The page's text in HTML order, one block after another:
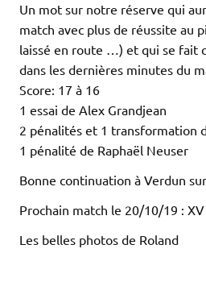
Un mot sur notre réserve qui
match avec plus de réussite au
laissé en route …) et qui se fait
dans les dernières minutes du
Score: 17 à 16
1 essai de Alex Grandjean
2 pénalités et 1 transformation
1 pénalité de Raphaël Neuser
Bonne continuation à Verdun
Prochain match le 20/10/19 : XV
Les belles photos de Roland